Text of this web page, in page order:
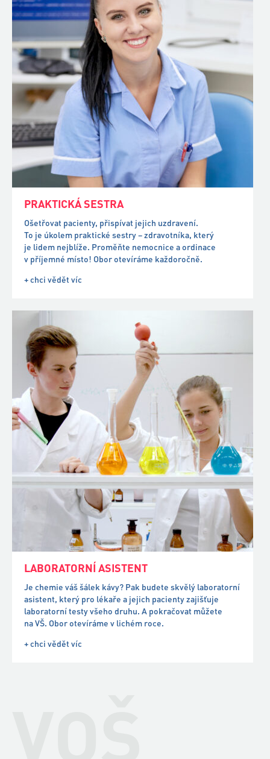
PRAKTICKÁ SESTRA
Ošetřovat pacienty, přispívat jejich uzdravení.
To je úkolem praktické sestry – zdravotníka, který
je lidem nejblíže. Proměňte nemocnice a ordinace
v příjemné místo! Obor otevíráme každoročně.
+ chci vědět víc
LABORATORNÍ ASISTENT
Je chemie váš šálek kávy? Pak budete skvělý laboratorní
asistent, který pro lékaře a jejich pacienty zajišťuje
laboratorní testy všeho druhu. A pokračovat můžete
na VŠ. Obor otevíráme v lichém roce.
+ chci vědět víc
VOŠ